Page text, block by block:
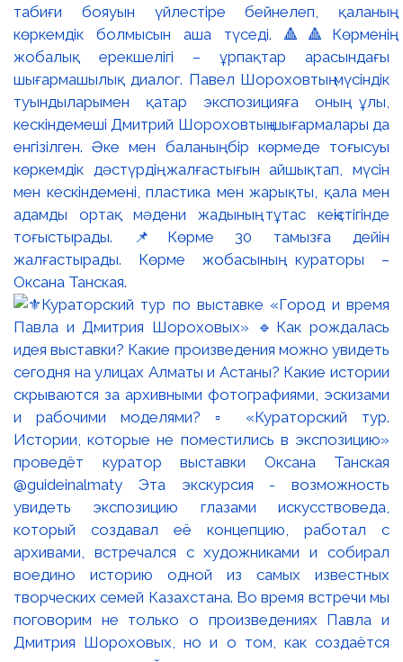
табиғи бояуын үйлестіре бейнелеп, қаланың
көркемдік болмысын аша түседі. 🔺🔺Көрменің
жобалық ерекшелігі – ұрпақтар арасындағы
шығармашылық диалог. Павел Шороховтың мүсіндік
туындыларымен қатар экспозицияға оның ұлы,
кескіндемеші Дмитрий Шороховтың шығармалары да
енгізілген. Әке мен баланың бір көрмеде тоғысуы
көркемдік дәстүрдің жалғастығын айшықтап, мүсін
мен кескіндемені, пластика мен жарықты, қала мен
адамды ортақ мәдени жадының тұтас кеңістігінде
тоғыстырады. 📌Көрме 30 тамызға дейін
жалғастырады. Көрме жобасының кураторы –
Оксана Танская.